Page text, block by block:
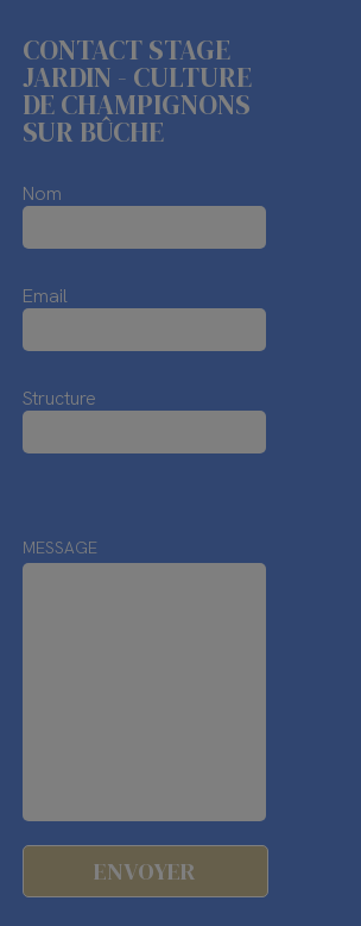
CONTACT STAGE
JARDIN - CULTURE
DE CHAMPIGNONS
SUR BÛCHE
Nom
Email
Structure
MESSAGE